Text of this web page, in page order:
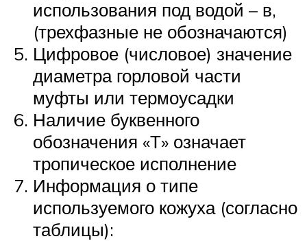
использования под водой – в,
(трехфазные не обозначаются)
Цифровое (числовое) значение
диаметра горловой части
муфты или термоусадки
Наличие буквенного
обозначения «Т» означает
тропическое исполнение
Информация о типе
используемого кожуха (согласно
таблицы):